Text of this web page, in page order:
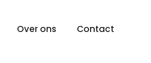
Over ons Contact